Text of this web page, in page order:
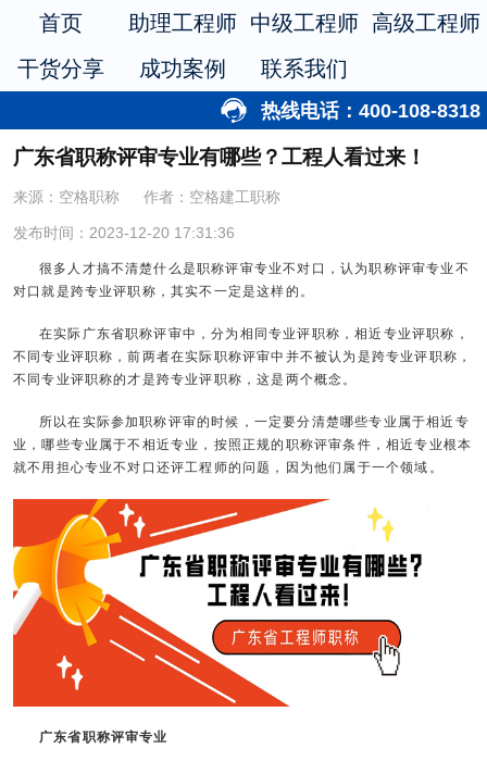
首页 助理工程师 中级工程师 高级工程师
干货分享
成功案例 联系我们
热线电话：400-108-8318
广东省职称评审专业有哪些？工程人看过来！
来源：空格职称 作者：空格建工职称
发布时间：2023-12-20 17:31:36
很多人才搞不清楚什么是职称评审专业不对口，认为职称评审专业不
对口就是跨专业评职称，其实不一定是这样的。
在实际广东省职称评审中，分为相同专业评职称，相近专业评职称，
不同专业评职称，前两者在实际职称评审中并不被认为是跨专业评职称，
不同专业评职称的才是跨专业评职称，这是两个概念。
所以在实际参加职称评审的时候，一定要分清楚哪些专业属于相近专
业，哪些专业属于不相近专业，按照正规的职称评审条件，相近专业根本
就不用担心专业不对口还评工程师的问题，因为他们属于一个领域。
广东省职称评审专业